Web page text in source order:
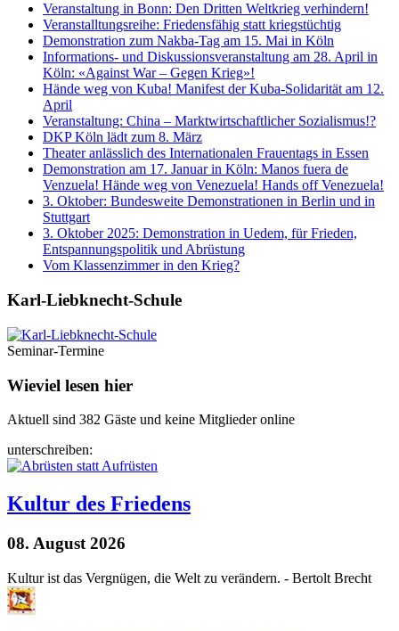
Veranstaltung in Bonn: Den Dritten Weltkrieg verhindern!
Veranstalltungsreihe: Friedensfähig statt kriegstüchtig
Demonstration zum Nakba-Tag am 15. Mai in Köln
Informations- und Diskussionsveranstaltung am 28. April in
Köln: «Against War – Gegen Krieg»!
Hände weg von Kuba! Manifest der Kuba-Solidarität am 12.
April
Veranstaltung: China – Marktwirtschaftlicher Sozialismus!?
DKP Köln lädt zum 8. März
Theater anlässlich des Internationalen Frauentags in Essen
Demonstration am 17. Januar in Köln: Manos fuera de
Venzuela! Hände weg von Venezuela! Hands off Venezuela!
3. Oktober: Bundesweite Demonstrationen in Berlin und in
Stuttgart
3. Oktober 2025: Demonstration in Uedem, für Frieden,
Entspannungspolitik und Abrüstung
Vom Klassenzimmer in den Krieg?
Karl-Liebknecht-­Schule
Seminar-Termine
Wieviel lesen hier
Aktuell sind 382 Gäste und keine Mitglieder online
unterschreiben:
Kultur des Friedens
08. August 2026
Kultur ist das Vergnügen, die Welt zu verändern. - Bertolt Brecht